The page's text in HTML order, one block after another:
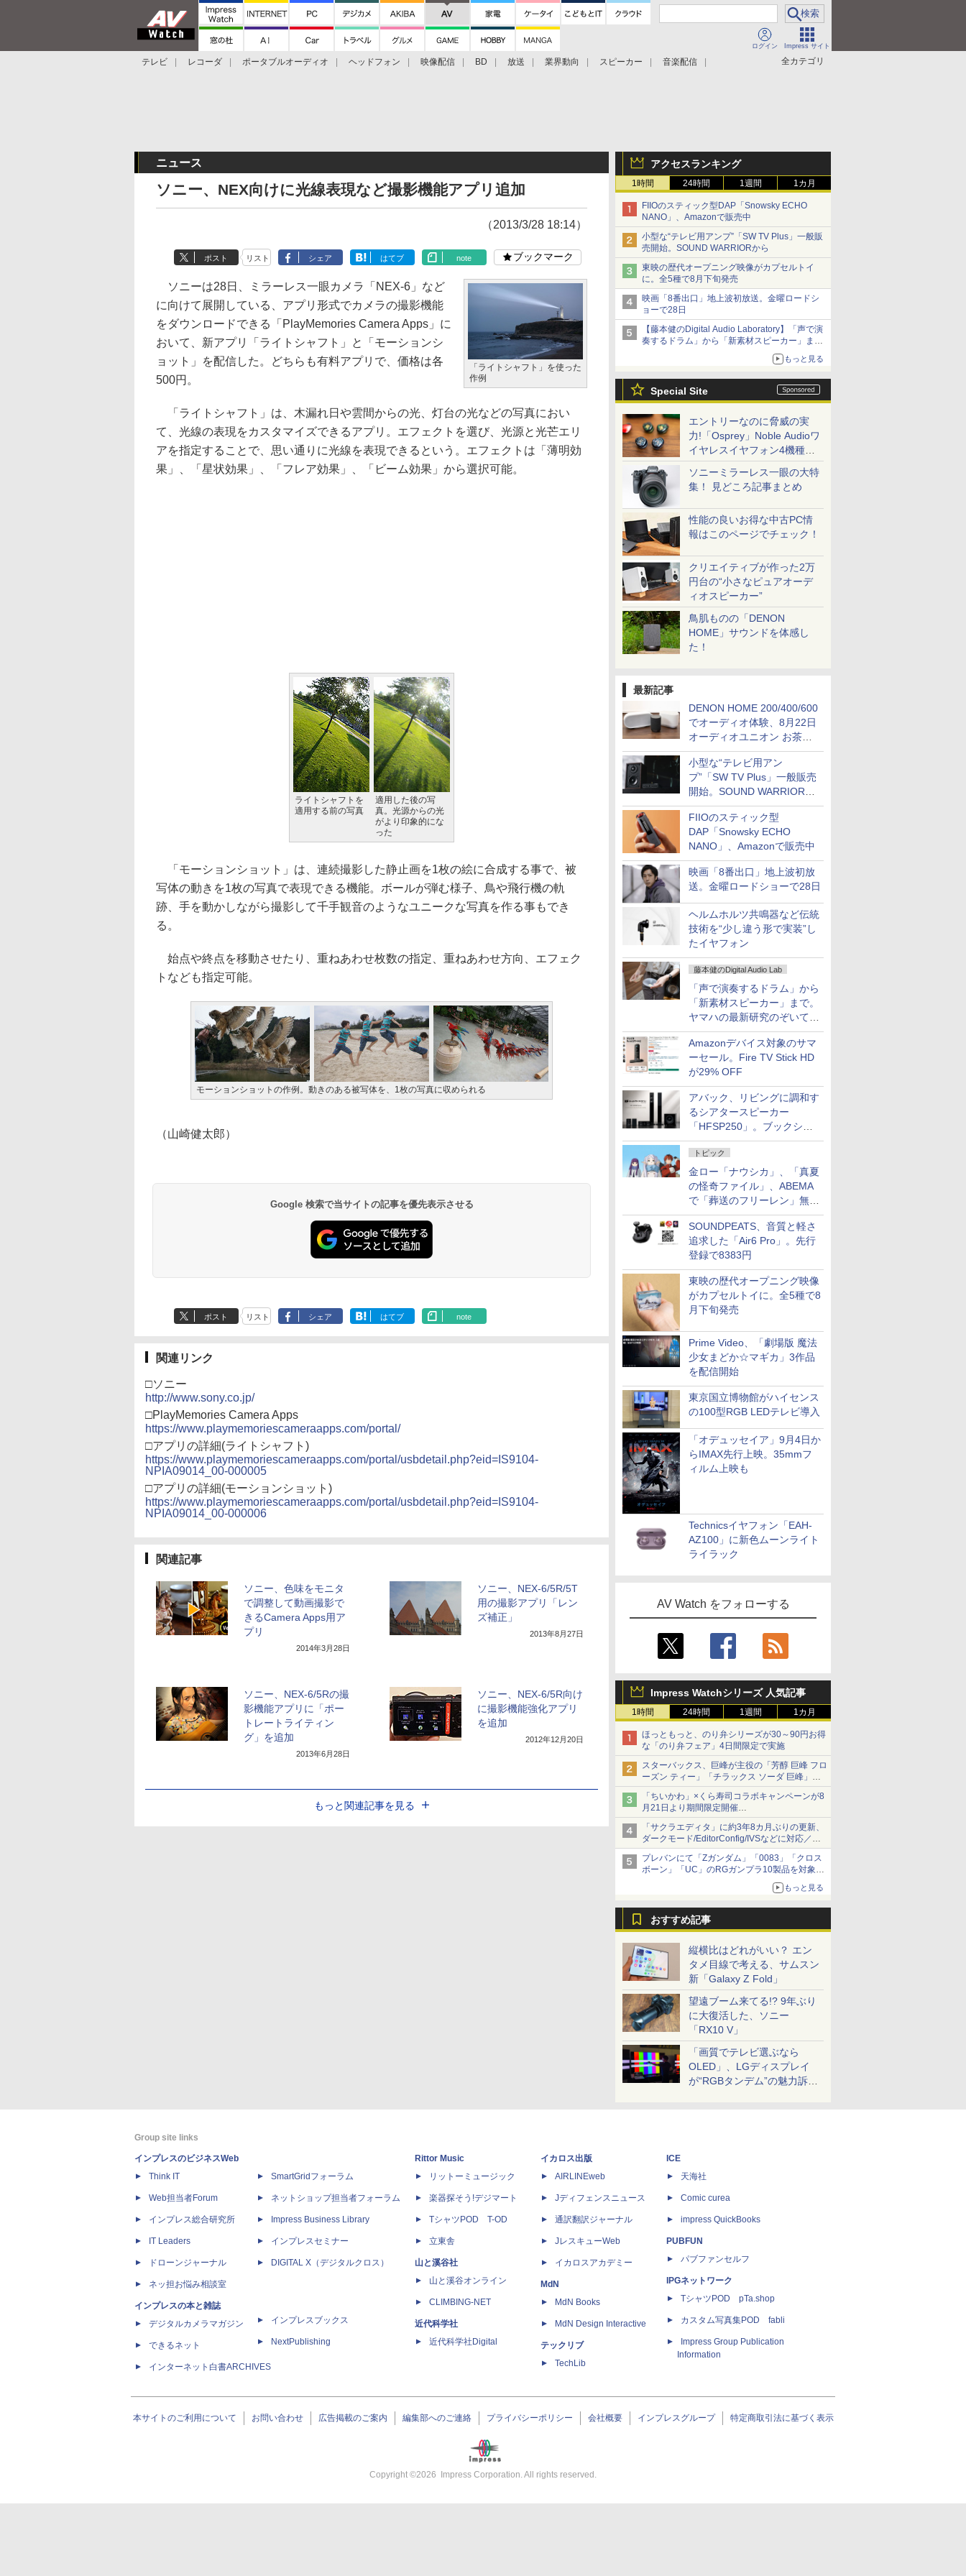
ログイン Impress サイト
全カテゴリ
テレビ レコーダ ポータブルオーディオ ヘッドフォン 映像配信 BD 放送 業界動向 スピーカー
音楽配信
アクセスランキング
1時間 24時間 1週間 1カ月
FIIOのスティック型DAP「Snowsky ECHO
NANO」、Amazonで販売中
小型な“テレビ用アンプ”「SW TV Plus」一般販
売開始。SOUND WARRIORから
東映の歴代オープニング映像がカプセルトイ
に。全5種で8月下旬発売
映画「8番出口」地上波初放送。金曜ロードシ
ョーで28日
【藤本健のDigital Audio Laboratory】「声で演
奏するドラム」から「新素材スピーカー」ま
で。ヤマハの最新研究のぞいてきた
もっと見る
Special Site
エントリーなのに脅威の実
力!「Osprey」Noble Audioワ
イヤレスイヤフォン4機種を
一気に聴く
ソニーミラーレス一眼の大特
集！ 見どころ記事まとめ
性能の良いお得な中古PC情
報はこのページでチェック！
クリエイティブが作った2万
円台の“小さなピュアオーデ
ィオスピーカー”
鳥肌ものの「DENON
HOME」サウンドを体感し
た！
最新記事
DENON HOME 200/400/600
でオーディオ体験、8月22日
オーディオユニオン お茶の
水店で無料イベント
小型な“テレビ用アン
プ”「SW TV Plus」一般販売
開始。SOUND WARRIORか
ら
FIIOのスティック型
DAP「Snowsky ECHO
NANO」、Amazonで販売中
映画「8番出口」地上波初放
送。金曜ロードショーで28日
ヘルムホルツ共鳴器など伝統
技術を“少し違う形で実装”し
たイヤフォン
藤本健のDigital Audio Lab
「声で演奏するドラム」から
「新素材スピーカー」まで。
ヤマハの最新研究のぞいてき
た
Amazonデバイス対象のサマ
ーセール。Fire TV Stick HD
が29% OFF
アバック、リビングに調和す
るシアタースピーカー
「HFSP250」。ブックシェ
ルフはペア3万円以下
トピック
金ロー「ナウシカ」、「真夏
の怪奇ファイル」、ABEMA
で「葬送のフリーレン」無料
配信など。夏の特番・配信情
報
SOUNDPEATS、音質と軽さ
追求した「Air6 Pro」。先行
登録で8383円
東映の歴代オープニング映像
がカプセルトイに。全5種で8
月下旬発売
Prime Video、「劇場版 魔法
少女まどか☆マギカ」3作品
を配信開始
東京国立博物館がハイセンス
の100型RGB LEDテレビ導入
「オデュッセイア」9月4日か
らIMAX先行上映。35mmフ
ィルム上映も
Technicsイヤフォン「EAH-
AZ100」に新色ムーンライト
ライラック
AV Watch をフォローする
Impress Watchシリーズ 人気記事
1時間 24時間 1週間 1カ月
ほっともっと、のり弁シリーズが30～90円お得
な「のり弁フェア」4日間限定で実施
スターバックス、巨峰が主役の「芳醇 巨峰 フロ
ーズン ティー」「チラックス ソーダ 巨峰」発
売
「ちいかわ」×くら寿司コラボキャンペーンが8
月21日より期間限定開催
オリジナルの湯呑みや寿司皿が景品に登場！
「サクラエディタ」に約3年8カ月ぶりの更新、
ダークモード/EditorConfig/IVSなどに対応／複
数の脆弱性に対処したセキュリティアップデー
ト
プレバンにて「Zガンダム」「0083」「クロス
ボーン」「UC」のRGガンプラ10製品を対象に
した抽選販売が8月10日11時より実施！
もっと見る
おすすめ記事
縦横比はどれがいい？ エン
タメ目線で考える、サムスン
新「Galaxy Z Fold」
望遠ブーム来てる!? 9年ぶり
に大復活した、ソニー
「RX10 V」
「画質でテレビ選ぶなら
OLED」、LGディスプレイ
が“RGBタンデム”の魅力訴
ニュース
ソニー、NEX向けに光線表現など撮影機能アプリ追加
（2013/3/28 18:14）
ポスト リスト シェア はてブ note ブックマーク
「ライトシャフト」を使った
作例
ソニーは28日、ミラーレス一眼カメラ「NEX-6」など
に向けて展開している、アプリ形式でカメラの撮影機能
をダウンロードできる「PlayMemories Camera Apps」に
おいて、新アプリ「ライトシャフト」と「モーションシ
ョット」を配信した。どちらも有料アプリで、価格は各
500円。
「ライトシャフト」は、木漏れ日や雲間からの光、灯台の光などの写真におい
て、光線の表現をカスタマイズできるアプリ。エフェクトを選び、光源と光芒エリ
アを指定することで、思い通りに光線を表現できるという。エフェクトは「薄明効
果」、「星状効果」、「フレア効果」、「ビーム効果」から選択可能。
ライトシャフトを
適用する前の写真
適用した後の写
真。光源からの光
がより印象的にな
った
「モーションショット」は、連続撮影した静止画を1枚の絵に合成する事で、被
写体の動きを1枚の写真で表現できる機能。ボールが弾む様子、鳥や飛行機の軌
跡、手を動かしながら撮影して千手観音のようなユニークな写真を作る事もでき
る。
始点や終点を移動させたり、重ねあわせ枚数の指定、重ねあわせ方向、エフェク
トなども指定可能。
モーションショットの作例。動きのある被写体を、1枚の写真に収められる
（山崎健太郎）
Google 検索で当サイトの記事を優先表示させる
ポスト リスト シェア はてブ note
関連リンク
□ソニー
http://www.sony.co.jp/
□PlayMemories Camera Apps
https://www.playmemoriescameraapps.com/portal/
□アプリの詳細(ライトシャフト)
https://www.playmemoriescameraapps.com/portal/usbdetail.php?eid=IS9104-
NPIA09014_00-000005
□アプリの詳細(モーションショット)
https://www.playmemoriescameraapps.com/portal/usbdetail.php?eid=IS9104-
NPIA09014_00-000006
関連記事
ソニー、色味をモニタ
で調整して動画撮影で
きるCamera Apps用ア
プリ
2014年3月28日
ソニー、NEX-6/5R/5T
用の撮影アプリ「レン
ズ補正」
2013年8月27日
ソニー、NEX-6/5Rの撮
影機能アプリに「ポー
トレートライティン
グ」を追加
2013年6月28日
ソニー、NEX-6/5R向け
に撮影機能強化アプリ
を追加
2012年12月20日
もっと関連記事を見る
Group site links
インプレスのビジネスWeb
Think IT
Web担当者Forum
インプレス総合研究所
IT Leaders
ドローンジャーナル
ネッ担お悩み相談室
インプレスの本と雑誌
デジタルカメラマガジン
できるネット
インターネット白書ARCHIVES
SmartGridフォーラム
ネットショップ担当者フォーラム
Impress Business Library
インプレスセミナー
DIGITAL X（デジタルクロス）
インプレスブックス
NextPublishing
Rittor Music
リットーミュージック
楽器探そう!デジマート
TシャツPOD T-OD
立東舎
山と溪谷社
山と溪谷オンライン
CLIMBING-NET
近代科学社
近代科学社Digital
イカロス出版
AIRLINEweb
Jディフェンスニュース
通訳翻訳ジャーナル
JレスキューWeb
イカロスアカデミー
MdN
MdN Books
MdN Design Interactive
テックリブ
TechLib
ICE
天海社
Comic curea
impress QuickBooks
PUBFUN
パブファンセルフ
IPGネットワーク
TシャツPOD pTa.shop
カスタム写真集POD fabli
Impress Group Publication
Information
本サイトのご利用について お問い合わせ 広告掲載のご案内 編集部へのご連絡 プライバシーポリシー 会社概要 インプレスグループ 特定商取引法に基づく表示
Copyright ©2026 Impress Corporation. All rights reserved.